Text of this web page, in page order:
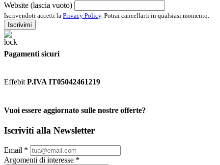
Website (lascia vuoto)
Iscrivendoti accetti la Privacy Policy. Potrai cancellarti in qualsiasi momento.
Iscrivimi
Pagamenti sicuri
Effebit P.IVA IT05042461219
Vuoi essere aggiornato sulle nostre offerte?
Iscriviti alla Newsletter
Email *
Argomenti di interesse *